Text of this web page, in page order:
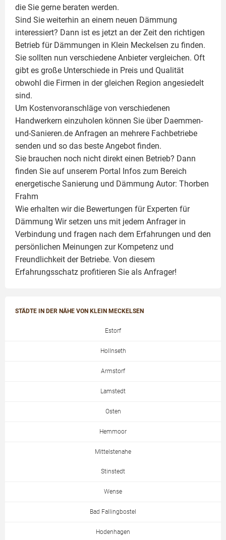
die Sie gerne beraten werden.
Sind Sie weiterhin an einem neuen Dämmung
interessiert? Dann ist es jetzt an der Zeit den richtigen
Betrieb für Dämmungen in Klein Meckelsen zu finden.
Sie sollten nun verschiedene Anbieter vergleichen. Oft
gibt es große Unterschiede in Preis und Qualität
obwohl die Firmen in der gleichen Region angesiedelt
sind.
Um Kostenvoranschläge von verschiedenen
Handwerkern einzuholen können Sie über Daemmen-
und-Sanieren.de Anfragen an mehrere Fachbetriebe
senden und so das beste Angebot finden.
Sie brauchen noch nicht direkt einen Betrieb? Dann
finden Sie auf unserem Portal Infos zum Bereich
energetische Sanierung und Dämmung Autor: Thorben
Frahm
Wie erhalten wir die Bewertungen für Experten für
Dämmung Wir setzen uns mit jedem Anfrager in
Verbindung und fragen nach dem Erfahrungen und den
persönlichen Meinungen zur Kompetenz und
Freundlichkeit der Betriebe. Von diesem
Erfahrungsschatz profitieren Sie als Anfrager!
STÄDTE IN DER NÄHE VON KLEIN MECKELSEN
Estorf
Hollnseth
Armstorf
Lamstedt
Osten
Hemmoor
Mittelstenahe
Stinstedt
Wense
Bad Fallingbostel
Hodenhagen